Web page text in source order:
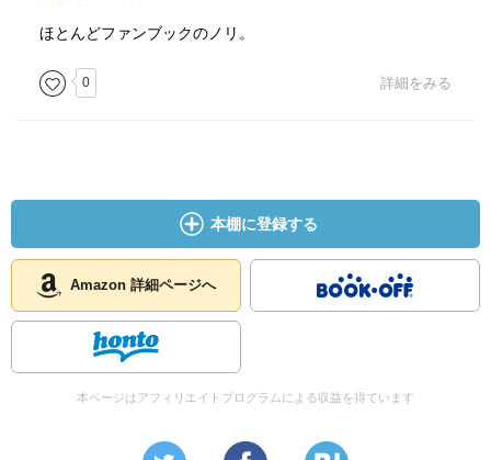
ほとんどファンブックのノリ。
0 詳細をみる
本棚に登録する
Amazon 詳細ページへ
本ページはアフィリエイトプログラムによる収益を得ています